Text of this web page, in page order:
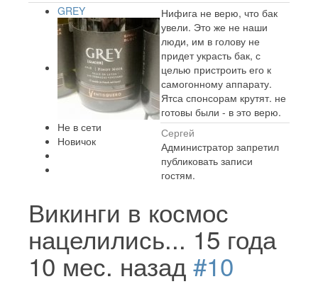
GREY
Не в сети
Новичок
Нифига не верю, что бак
увели. Это же не наши
люди, им в голову не
придет украсть бак, с
целью пристроить его к
самогонному аппарату.
Ятса спонсорам крутят. не
готовы были - в это верю.
Сергей
Администратор запретил
публиковать записи
гостям.
Викинги в космос
нацелились... 15 года
10 мес. назад #10